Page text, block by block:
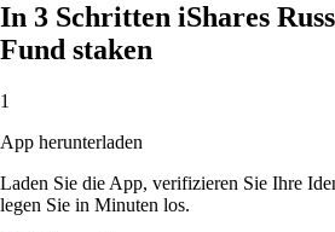
In 3 Schritten iShares
Fund staken
1
App herunterladen
Laden Sie die App, verifizieren Sie Ihre
legen Sie in Minuten los.